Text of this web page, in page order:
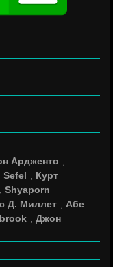
Ардженто
Sefel
Курт
,Shyaporn
Д. Миллет
Абе
,Джон